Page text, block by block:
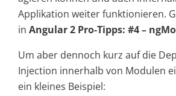
Applikation weiter funktionieren.
in Angular 2 Pro-Tipps: #4 –
Um aber dennoch kurz auf die
Injection innerhalb von Modulen
ein kleines Beispiel: